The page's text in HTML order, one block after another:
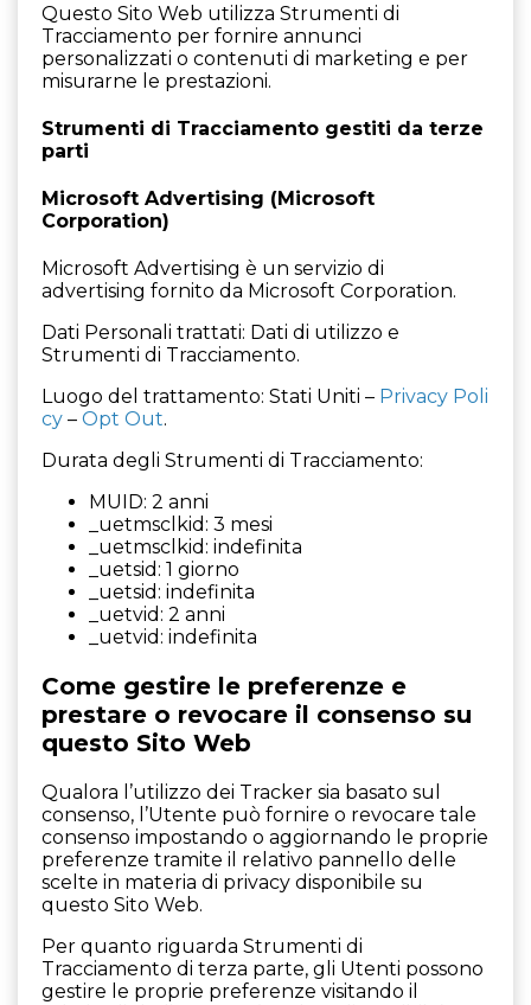
Questo Sito Web utilizza Strumenti di
Tracciamento per fornire annunci
personalizzati o contenuti di marketing e per
misurarne le prestazioni.
Strumenti di Tracciamento gestiti da terze
parti
Microsoft Advertising (Microsoft
Corporation)
Microsoft Advertising è un servizio di
advertising fornito da Microsoft Corporation.
Dati Personali trattati: Dati di utilizzo e
Strumenti di Tracciamento.
Luogo del trattamento: Stati Uniti – Privacy Poli
cy – Opt Out.
Durata degli Strumenti di Tracciamento:
MUID: 2 anni
_uetmsclkid: 3 mesi
_uetmsclkid: indefinita
_uetsid: 1 giorno
_uetsid: indefinita
_uetvid: 2 anni
_uetvid: indefinita
Come gestire le preferenze e
prestare o revocare il consenso su
questo Sito Web
Qualora l’utilizzo dei Tracker sia basato sul
consenso, l’Utente può fornire o revocare tale
consenso impostando o aggiornando le proprie
preferenze tramite il relativo pannello delle
scelte in materia di privacy disponibile su
questo Sito Web.
Per quanto riguarda Strumenti di
Tracciamento di terza parte, gli Utenti possono
gestire le proprie preferenze visitando il